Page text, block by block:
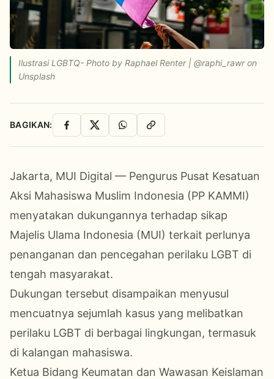
Ilustrasi LGBTQ- Photo by Raphael Renter | @raphi_rawr on
Unsplash
BAGIKAN: Facebook
X WhatsAppSalin Link
Jakarta, MUI Digital — Pengurus Pusat Kesatuan
Aksi Mahasiswa Muslim Indonesia (PP KAMMI)
menyatakan dukungannya terhadap sikap
Majelis Ulama Indonesia (MUI) terkait perlunya
penanganan dan pencegahan perilaku LGBT di
tengah masyarakat.
Dukungan tersebut disampaikan menyusul
mencuatnya sejumlah kasus yang melibatkan
perilaku LGBT di berbagai lingkungan, termasuk
di kalangan mahasiswa.
Ketua Bidang Keumatan dan Wawasan Keislaman